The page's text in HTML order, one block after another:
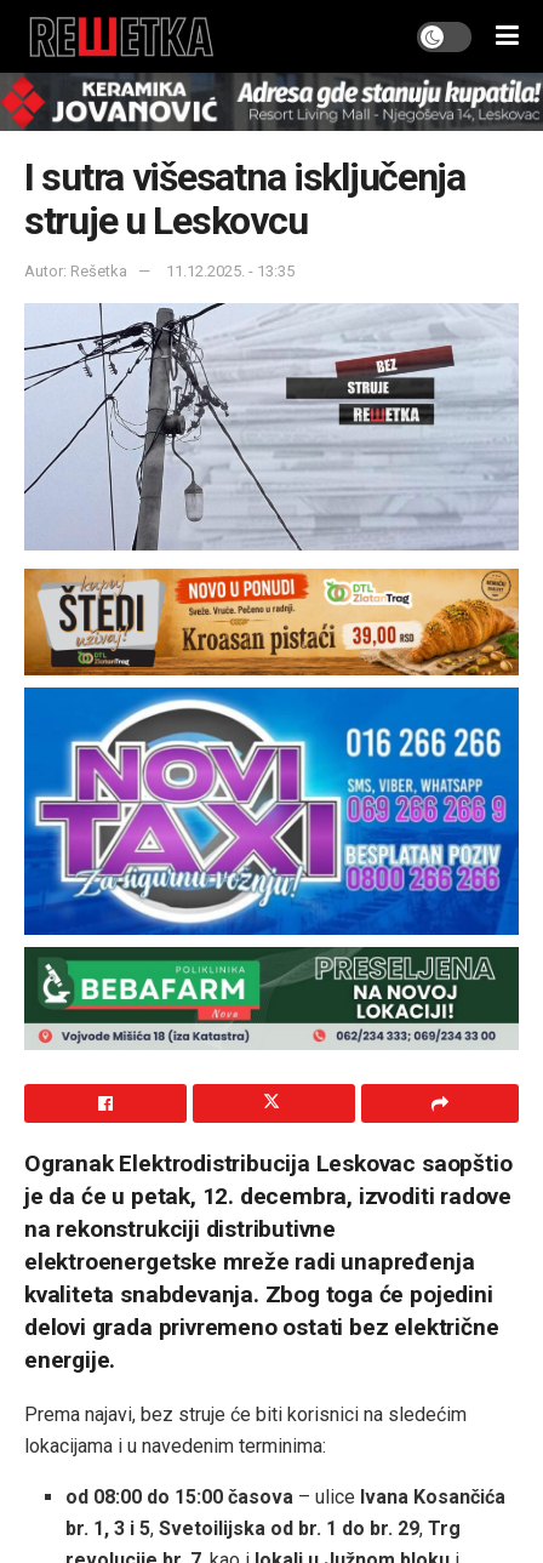
I sutra višesatna isključenja
struje u Leskovcu
Autor: Rešetka 11.12.2025. - 13:35
Ogranak Elektrodistribucija Leskovac saopštio
je da će u petak, 12. decembra, izvoditi radove
na rekonstrukciji distributivne
elektroenergetske mreže radi unapređenja
kvaliteta snabdevanja. Zbog toga će pojedini
delovi grada privremeno ostati bez električne
energije.
Prema najavi, bez struje će biti korisnici na sledećim
lokacijama i u navedenim terminima:
od 08:00 do 15:00 časova – ulice Ivana Kosančića
br. 1, 3 i 5,Svetoilijska od br. 1 do br. 29,Trg